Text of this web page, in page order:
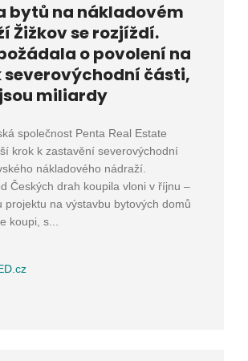
bytů na nákladovém
Žižkov se rozjíždí.
o povolení na
severovýchodní části,
miliardy
společnost Penta Real Estate
krok k zastavění severovýchodní
nákladového nádraží.
Českých drah koupila vloni v říjnu –
projektu na výstavbu bytových domů
koupi, s...